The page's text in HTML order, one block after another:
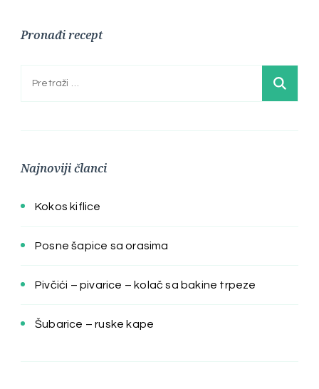
Pronađi recept
Pretraga:
Najnoviji članci
Kokos kiflice
Posne šapice sa orasima
Pivčići – pivarice – kolač sa bakine trpeze
Šubarice – ruske kape